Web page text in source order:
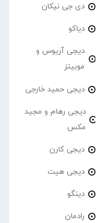
دی جی نیکان
دیاکو
دیجی آریوس و
موبیتز
دیجی حمید خارجی
دیجی رهام و مجید
مکس
دیجی کارن
دیجی هیت
دینگو
رادمان